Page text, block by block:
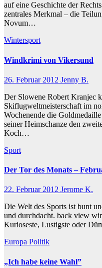
auf eine Geschichte der
zentrales Merkmal – die
Novum…
Wintersport
Windkrimi von Vikersund
26. Februar 2012 Jenny B.
Der Slowene Robert Kranjec
Skiflugweltmeisterschaft im
Wochenende die
seiner Heimschanze den
Koch…
Sport
Der Tor des Monats –
22. Februar 2012 Jerome K.
Die Welt des Sports ist bunt
und durchdacht. back view
Kurioseste, Lustigste oder
Europa Politik
„Ich habe keine Wahl”